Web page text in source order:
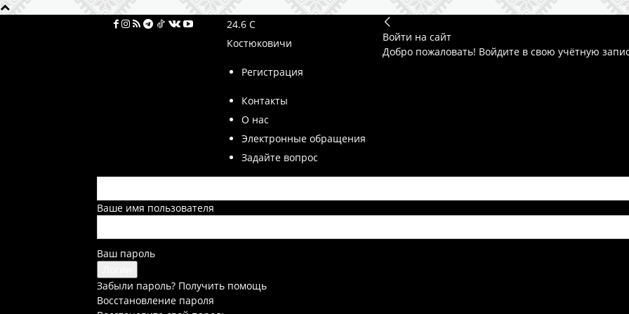
24.6 C
Костюковичи
Регистрация
Контакты
О нас
Электронные обращения
Задайте вопрос
Войти на сайт
Добро пожаловать! Войдите в свою учётную
Ваше имя пользователя
Ваш пароль
Забыли пароль? Получить помощь
Восстановление пароля